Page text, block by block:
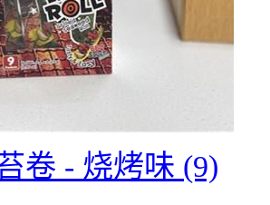
卷 - 烧烤味 (9)